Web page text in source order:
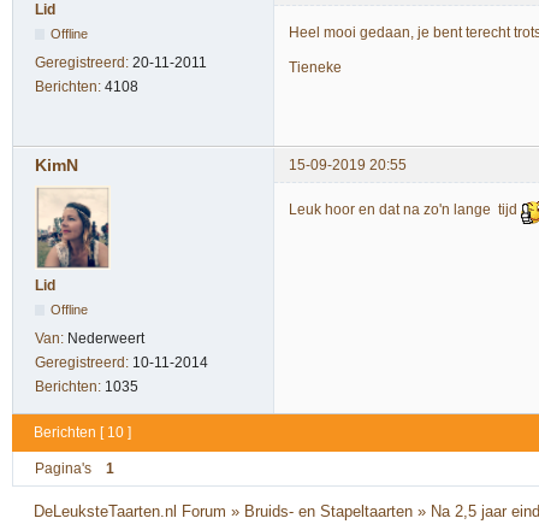
Lid
Offline
Geregistreerd: 20-11-2011
Berichten: 4108
Heel mooi gedaan, je bent terecht
Tieneke
KimN 15-09-2019 20:55
Lid
Offline
Van: Nederweert
Geregistreerd: 10-11-2014
Berichten: 1035
Leuk hoor en dat na zo'n lange tijd
Berichten [ 10 ]
Pagina's 1
DeLeuksteTaarten.nl Forum » Bruids- en Stapeltaarten » Na 2,5 jaar